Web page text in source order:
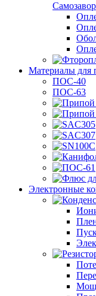
Материалы для
ПОС-40
ПОС-63
Электронные